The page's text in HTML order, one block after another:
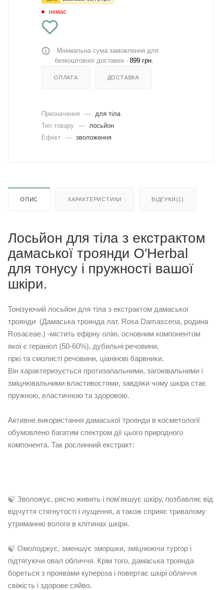
немає
Мінімальна сума замовлення для
безкоштовної доставки - 899 грн.
ОПЛАТА ДОСТАВКА
Призначення —
для тіла
Тип товару —
лосьйон
Ефект — зволоження
ОПИС ХАРАКТЕРИСТИКИ ВІДГУКИ(1)
Лосьйон для тіла з екстрактом
дамаської троянди O'Herbal
для тонусу і пружності вашої
шкіри.
Тонізуючий лосьйон для тіла з екстрактом дамаської
троянди (Дамаська троянда лат. Rosa Damascena, родина
Rosaceae.) -містить ефірну олію, основним компонентом
якої є гераніол (50-60%), дубильні речовини,
гіркі та смолисті речовини, ціанінові барвники.
Він характеризується протизапальними, загоювальними і
зміцнювальними властивостями, завдяки чому шкіра стає
пружною, еластичною та здоровою.
Активне використання дамаської троянди в косметології
обумовлено багатим спектром дії цього природного
компонента. Так рослинний екстракт:
🍃 Зволожує, рясно живить і пом'якшує шкіру, позбавляє від
відчуття стягнутості і лущення, а також сприяє тривалому
утриманню вологи в клітинах шкіри.
🍃 Омолоджує, зменшує зморшки, зміцнюючи тургор і
підтягуючи овал обличчя. Крім того, дамаська троянда
бореться з проявами купероза і повертає шкірі обличчя
свіжість і здорове сяйво.